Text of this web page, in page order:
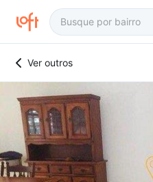
Ver outros